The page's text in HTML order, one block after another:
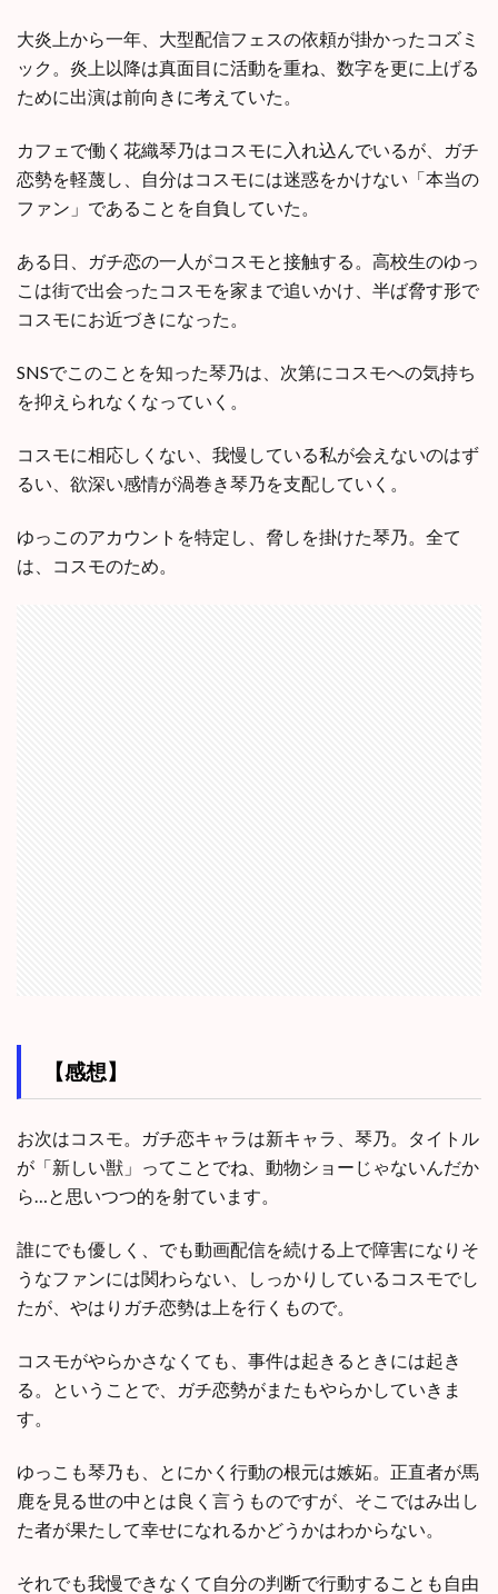
大炎上から一年、大型配信フェスの依頼が掛かったコズミ
ック。炎上以降は真面目に活動を重ね、数字を更に上げる
ために出演は前向きに考えていた。
カフェで働く花織琴乃はコスモに入れ込んでいるが、ガチ
恋勢を軽蔑し、自分はコスモには迷惑をかけない「本当の
ファン」であることを自負していた。
ある日、ガチ恋の一人がコスモと接触する。高校生のゆっ
こは街で出会ったコスモを家まで追いかけ、半ば脅す形で
コスモにお近づきになった。
SNSでこのことを知った琴乃は、次第にコスモへの気持ち
を抑えられなくなっていく。
コスモに相応しくない、我慢している私が会えないのはず
るい、欲深い感情が渦巻き琴乃を支配していく。
ゆっこのアカウントを特定し、脅しを掛けた琴乃。全て
は、コスモのため。
【感想】
お次はコスモ。ガチ恋キャラは新キャラ、琴乃。タイトル
が「新しい獣」ってことでね、動物ショーじゃないんだか
ら…と思いつつ的を射ています。
誰にでも優しく、でも動画配信を続ける上で障害になりそ
うなファンには関わらない、しっかりしているコスモでし
たが、やはりガチ恋勢は上を行くもので。
コスモがやらかさなくても、事件は起きるときには起き
る。ということで、ガチ恋勢がまたもやらかしていきま
す。
ゆっこも琴乃も、とにかく行動の根元は嫉妬。正直者が馬
鹿を見る世の中とは良く言うものですが、そこではみ出し
た者が果たして幸せになれるかどうかはわからない。
それでも我慢できなくて自分の判断で行動することも自由